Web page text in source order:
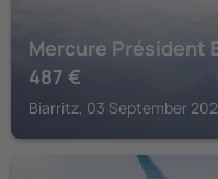
Mercure Président
487 €
Biarritz, 03 September